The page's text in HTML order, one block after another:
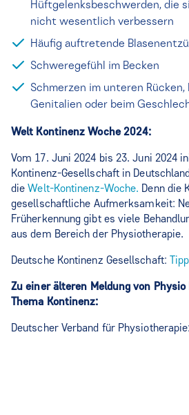
Hüftgelenksbeschwerden, die
nicht wesentlich verbessern
Häufig auftretende
Schweregefühl im Becken
Schmerzen im unteren Rücken,
Genitalien oder beim
Welt Kontinenz Woche 2024:
Vom 17. Juni 2024 bis 23. Juni 2024
Kontinenz-Gesellschaft in
dieWelt-Kontinenz-Woche. Denn die
gesellschaftliche Aufmerksamkeit:
Früherkennung gibt es viele
aus dem Bereich der Physiotherapie.
Deutsche Kontinenz Gesellschaft:
Zu einer älteren Meldung von
Thema Kontinenz:
Deutscher Verband für Physiotherapie: